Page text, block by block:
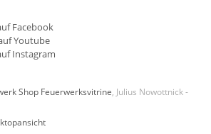
Facebook
Youtube
Instagram
Shop Feuerwerksvitrine , Julius Nowottnick -